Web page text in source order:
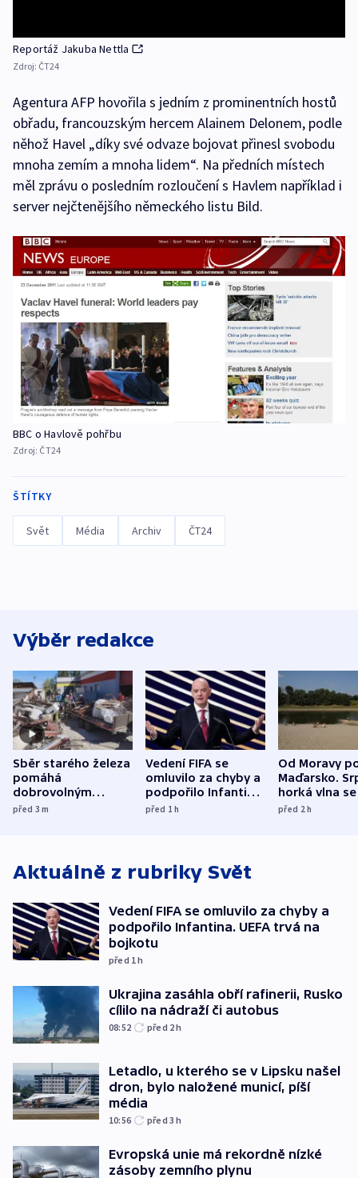
Reportáž Jakuba Nettla
Zdroj: ČT24
Agentura AFP hovořila s jedním z prominentních hostů
obřadu, francouzským hercem Alainem Delonem, podle
něhož Havel „díky své odvaze bojovat přinesl svobodu
mnoha zemím a mnoha lidem“. Na předních místech
měl zprávu o posledním rozloučení s Havlem například i
server nejčtenějšího německého listu Bild.
BBC o Havlově pohřbu
Zdroj: ČT24
ŠTÍTKY
Svět Média Archiv ČT24
Výběr redakce
Sběr starého železa
pomáhá
dobrovolným
hasičům financovat
před 3m
Vedení FIFA se
omluvilo za chyby a
podpořilo Infantina.
UEFA trvá na
před 1h
Od Moravy
Maďarsko.
horká vlna
do dějin
před 2h
Aktuálně z rubriky Svět
Vedení FIFA se omluvilo za chyby a
podpořilo Infantina. UEFA trvá na
bojkotu
před 1h
Ukrajina zasáhla obří rafinerii, Rusko
cílilo na nádraží či autobus
08:52 před 2h
Letadlo, u kterého se v Lipsku našel
dron, bylo naložené municí, píší
média
10:56 před 3h
Evropská unie má rekordně nízké
zásoby zemního plynu